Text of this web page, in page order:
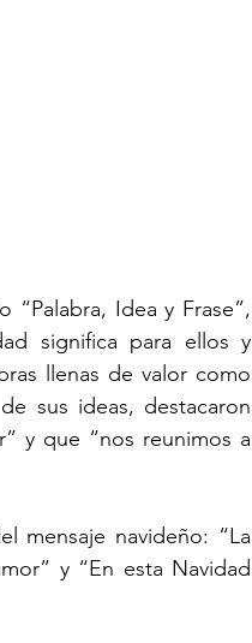
“Palabra, Idea y Frase”,
significa para ellos y
llenas de valor como
sus ideas, destacaron
y que “nos reunimos a
mensaje navideño: “La
y “En esta Navidad